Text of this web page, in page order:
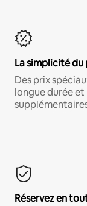
La simplicité du
Des prix
longue durée et
Réservez en